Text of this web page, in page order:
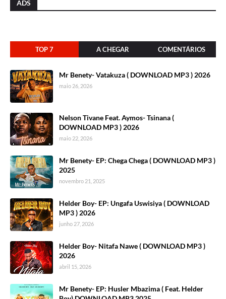
ADS
TOP 7 A CHEGAR COMENTÁRIOS
Mr Benety- Vatakuza ( DOWNLOAD MP3 ) 2026
maio 26, 2026
Nelson Tivane Feat. Aymos- Tsinana (
DOWNLOAD MP3 ) 2026
maio 22, 2026
Mr Benety- EP: Chega Chega ( DOWNLOAD MP3 )
2025
novembro 21, 2025
Helder Boy- EP: Ungafa Uswisiya ( DOWNLOAD
MP3 ) 2026
junho 27, 2026
Helder Boy- Nitafa Nawe ( DOWNLOAD MP3 )
2026
abril 15, 2026
Mr Benety- EP: Husler Mbazima ( Feat. Helder